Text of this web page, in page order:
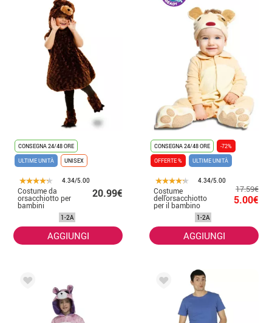
CONSEGNA 24/48 ORE
ULTIME UNITÀ
UNISEX
4.34/5.00
Costume da
orsacchiotto per
bambini
20.99€
1-2A
AGGIUNGI
CONSEGNA 24/48 ORE
-72%
OFFERTE %
ULTIME UNITÀ
4.34/5.00
Costume
dell'orsacchiotto
per il bambino
17.59€
5.00€
1-2A
AGGIUNGI